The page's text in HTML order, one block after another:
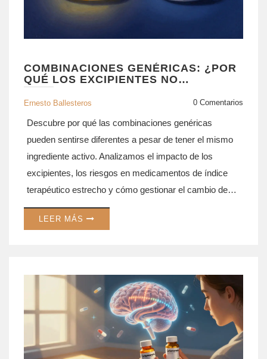
COMBINACIONES GENÉRICAS: ¿POR
QUÉ LOS EXCIPIENTES NO
COINCIDEN CON LA MARCA
ORIGINAL?
Ernesto Ballesteros 0 Comentarios
Descubre por qué las combinaciones genéricas
pueden sentirse diferentes a pesar de tener el mismo
ingrediente activo. Analizamos el impacto de los
excipientes, los riesgos en medicamentos de índice
terapéutico estrecho y cómo gestionar el cambio de
forma segura.
LEER MÁS